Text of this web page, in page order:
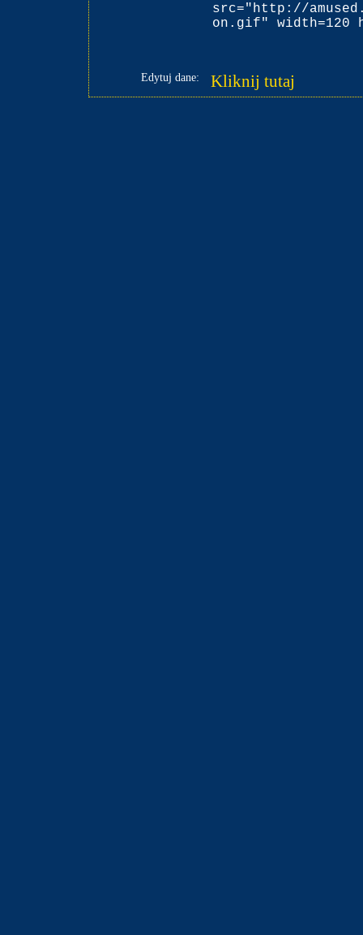
Edytuj dane: Kliknij tutaj